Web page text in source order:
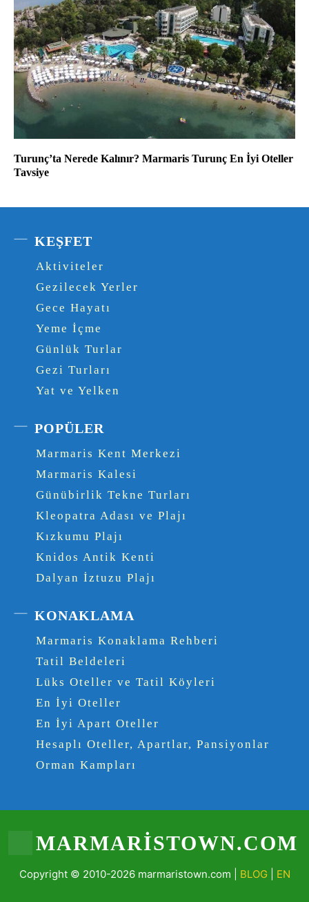
Turunç’ta Nerede Kalınır? Marmaris Turunç En İyi Oteller
Tavsiye
KEŞFET
Aktiviteler
Gezilecek Yerler
Gece Hayatı
Yeme İçme
Günlük Turlar
Gezi Turları
Yat ve Yelken
POPÜLER
Marmaris Kent Merkezi
Marmaris Kalesi
Günübirlik Tekne Turları
Kleopatra Adası ve Plajı
Kızkumu Plajı
Knidos Antik Kenti
Dalyan İztuzu Plajı
KONAKLAMA
Marmaris Konaklama Rehberi
Tatil Beldeleri
Lüks Oteller ve Tatil Köyleri
En İyi Oteller
En İyi Apart Oteller
Hesaplı Oteller, Apartlar, Pansiyonlar
Orman Kampları
MARMARISTOWN.COM
Copyright © 2010-2026 marmaristown.com | BLOG| EN